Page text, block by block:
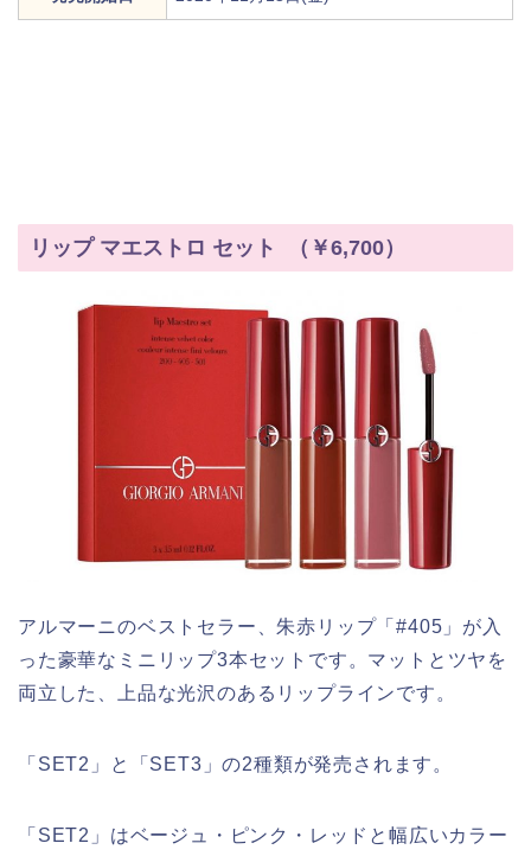
リップ マエストロ セット （￥6,700）
アルマーニのベストセラー、朱赤リップ「#405」が入
った豪華なミニリップ3本セットです。マットとツヤを
両立した、上品な光沢のあるリップラインです。
「SET2」と「SET3」の2種類が発売されます。
「SET2」はベージュ・ピンク・レッドと幅広いカラー